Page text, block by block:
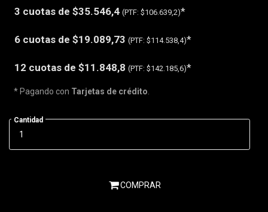
3 cuotas de $35.546,4 (PTF: $106.639,2)*
6 cuotas de $19.089,73 (PTF: $114.538,4)*
12 cuotas de $11.848,8 (PTF: $142.185,6)*
* Pagando con Tarjetas de crédito
Cantidad
COMPRAR